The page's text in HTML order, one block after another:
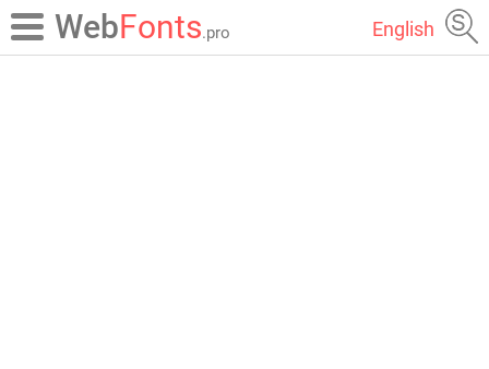
WebFonts.pro English